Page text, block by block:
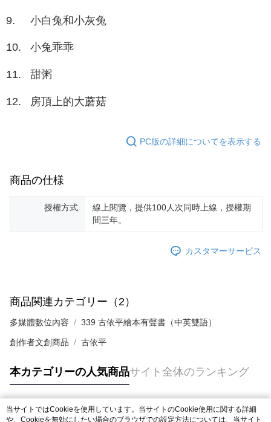
9. 小白兔和小灰兔
10. 小兔乖乖
11. 甜粥
12. 房頂上的大蘑菇
PC版の詳細についてを表示する
商品の仕様
授權方式
線上閱覽，提供100人次同時上線，授權期
間三年。
カスタマーサービス
商品関連カテゴリー（2）
多媒體數位內容 339 古依平繪本有聲書（中英雙語）
創作者文創商品 古依平
本カテゴリーの人気商品サイト全体のランキング
人気タグ
当サイトではCookieを使用しています。当サイトのCookie使用に関する詳細
や、Cookieを無効にしたい場合のブラウザでの設定方法については、当サイト